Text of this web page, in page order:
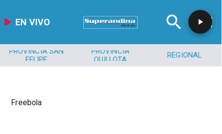
EN VIVO
PROVINCIA SAN
FELIPE
PROVINCIA
QUILLOTA
REGIONAL
Freebola